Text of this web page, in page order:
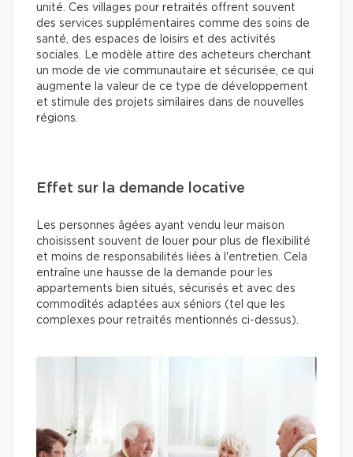
unité. Ces villages pour retraités offrent souvent
des services supplémentaires comme des soins de
santé, des espaces de loisirs et des activités
sociales. Le modèle attire des acheteurs cherchant
un mode de vie communautaire et sécurisée, ce qui
augmente la valeur de ce type de développement
et stimule des projets similaires dans de nouvelles
régions.
Effet sur la demande locative
Les personnes âgées ayant vendu leur maison
choisissent souvent de louer pour plus de flexibilité
et moins de responsabilités liées à l'entretien. Cela
entraîne une hausse de la demande pour les
appartements bien situés, sécurisés et avec des
commodités adaptées aux séniors (tel que les
complexes pour retraités mentionnés ci-dessus).